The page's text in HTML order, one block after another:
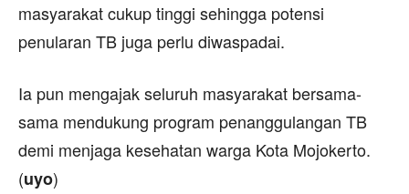
masyarakat cukup tinggi sehingga potensi
penularan TB juga perlu diwaspadai.
Ia pun mengajak seluruh masyarakat bersama-
sama mendukung program penanggulangan TB
demi menjaga kesehatan warga Kota Mojokerto.
(uyo)